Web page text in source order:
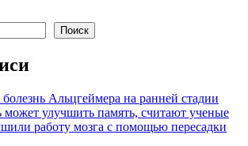
Поиск
Альцгеймера на ранней стадии
может улучшить память, считают ученые
работу мозга с помощью пересадки